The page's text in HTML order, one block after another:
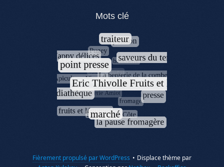
Mots clé
Fièrement propulsé par WordPress • Displace thème par